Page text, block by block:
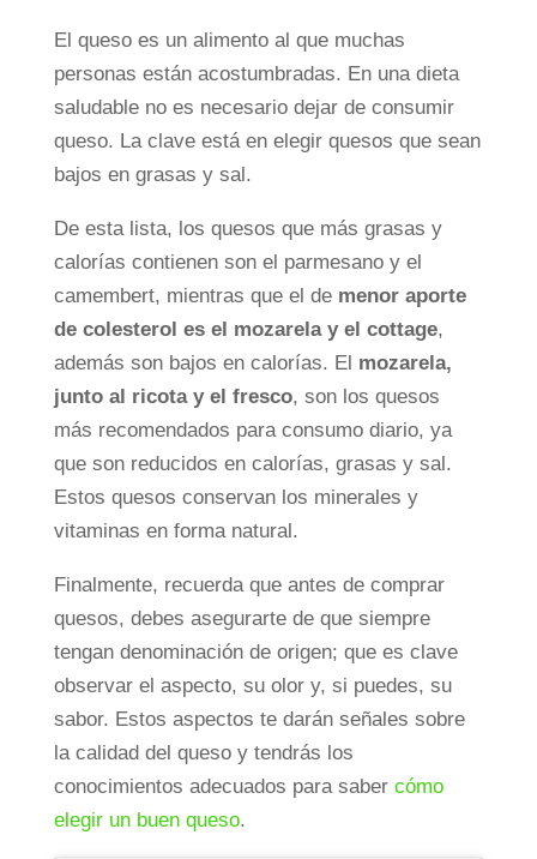
El queso es un alimento al que muchas
personas están acostumbradas. En una dieta
saludable no es necesario dejar de consumir
queso. La clave está en elegir quesos que sean
bajos en grasas y sal.
De esta lista, los quesos que más grasas y
calorías contienen son el parmesano y el
camembert, mientras que el de menor aporte
de colesterol es el mozarela y el cottage,
además son bajos en calorías. El mozarela,
junto al ricota y el fresco, son los quesos
más recomendados para consumo diario, ya
que son reducidos en calorías, grasas y sal.
Estos quesos conservan los minerales y
vitaminas en forma natural.
Finalmente, recuerda que antes de comprar
quesos, debes asegurarte de que siempre
tengan denominación de origen; que es clave
observar el aspecto, su olor y, si puedes, su
sabor. Estos aspectos te darán señales sobre
la calidad del queso y tendrás los
conocimientos adecuados para saber cómo
elegir un buen queso.